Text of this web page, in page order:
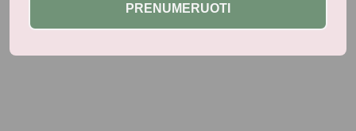
PRENUMERUOTI